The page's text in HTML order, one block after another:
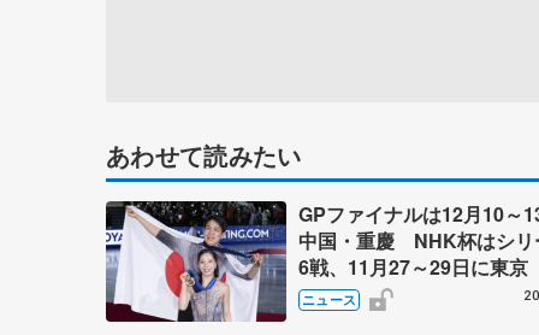
あわせて読みたい
GPファイナルは12月10～
中国・重慶 NHK杯はシリ
6戦、11月27～29日に東
～27年シーズン、国際スケ
盟発表
ニュース